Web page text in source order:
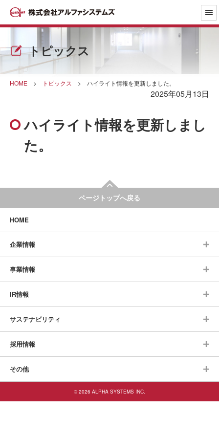
トピックス
HOME > トピックス > ハイライト情報を更新しました。
2025年05月13日
ハイライト情報を更新しまし
た。
ページトップへ戻る
HOME
企業情報
事業情報
IR情報
サステナビリティ
採用情報
その他
© 2026 ALPHA SYSTEMS INC.